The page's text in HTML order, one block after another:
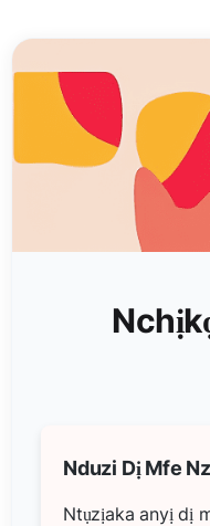
Nduzi Dị Mfe
Ntụzịaka anyị dị